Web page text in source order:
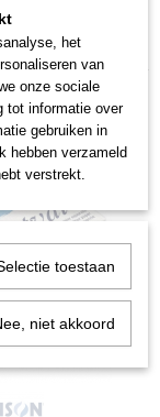
aquarelpapier
het
van
onze sociale
tot informatie over
gebruiken in
hebben verzameld
verstrekt.
toestaan
niet akkoord